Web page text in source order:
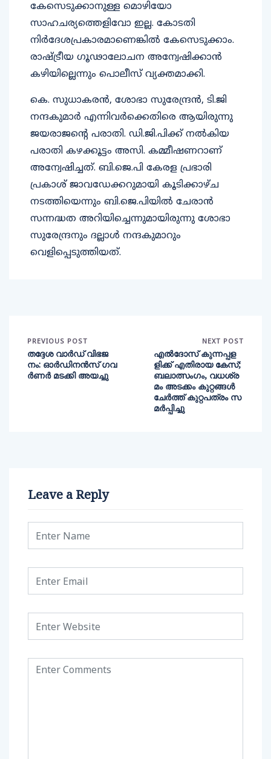
കേസെടുക്കാനുള്ള മൊഴിയോ
സാഹചര്യത്തെളിവോ ഇല്ല. കോടതി
നിര്‍ദേശപ്രകാരമാണെങ്കില്‍ കേസെടുക്കാം.
രാഷ്ട്രീയ ഗൂഢാലോചന അന്വേഷിക്കാന്‍
കഴിയില്ലെന്നും പൊലീസ് വ്യക്തമാക്കി.
കെ. സുധാകരന്‍, ശോഭാ സുരേന്ദ്രന്‍, ടി.ജി
നന്ദകുമാര്‍ എന്നിവര്‍ക്കെതിരെ ആയിരുന്നു
ജയരാജന്റെ പരാതി. ഡി.ജി.പിക്ക് നല്‍കിയ
പരാതി കഴക്കൂട്ടം അസി. കമ്മീഷണറാണ്
അന്വേഷിച്ചത്. ബി.ജെ.പി കേരള പ്രഭാരി
പ്രകാശ് ജാവഡേക്കറുമായി കൂടിക്കാഴ്ച
നടത്തിയെന്നും ബി.ജെ.പിയില്‍ ചേരാന്‍
സന്നദ്ധത അറിയിച്ചെന്നുമായിരുന്നു ശോഭാ
സുരേന്ദ്രനും ദല്ലാള്‍ നന്ദകുമാറും
വെളിപ്പെടുത്തിയത്.
PREVIOUS POST
തദ്ദേശ വാര്‍ഡ് വിഭജ
നം: ഓര്‍ഡിനന്‍സ് ഗവ
ര്‍ണര്‍ മടക്കി അയച്ചു
NEXT POST
എല്‍ദോസ് കുന്നപ്പള
ളിക്ക് എതിരായ കേസ്;
ബലാത്സംഗം, വധശ്ര
മം അടക്കം കുറ്റങ്ങള്‍
ചേർത്ത് കുറ്റപത്രം സ
മർപ്പിച്ചു
Leave a Reply